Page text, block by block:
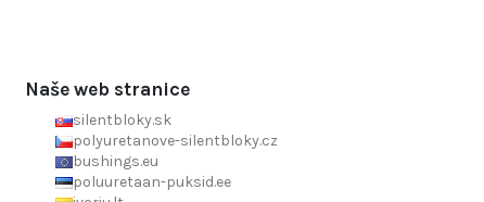
Naše web stranice
silentbloky.sk
polyuretanove-silentbloky.cz
bushings.eu
poluuretaan-puksid.ee